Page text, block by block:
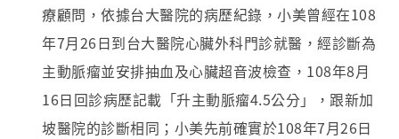
療顧問，依據台大醫院的病歷紀錄，小美曾經在108
年7月26日到台大醫院心臟外科門診就醫，經診斷為
主動脈瘤並安排抽血及心臟超音波檢查，108年8月
16日回診病歷記載「升主動脈瘤4.5公分」，跟新加
坡醫院的診斷相同；小美先前確實於108年7月26日